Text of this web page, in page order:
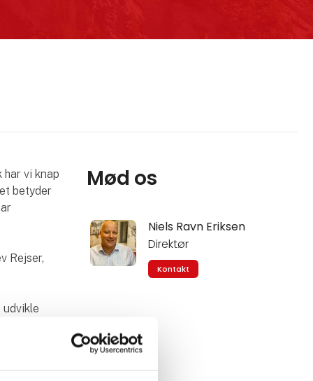
vi knap
betyder
Rejser,
Mød os
Niels Ravn Eriksen
Direktør
Kontakt